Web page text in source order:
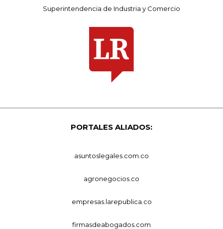
Superintendencia de Industria y Comercio
PORTALES ALIADOS:
asuntoslegales.com.co
agronegocios.co
empresas.larepublica.co
firmasdeabogados.com